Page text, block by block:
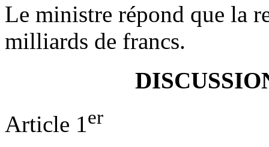
Le ministre répond que la
milliards de francs.
Article 1er